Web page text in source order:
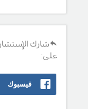
شارك
على:
فيسبوك